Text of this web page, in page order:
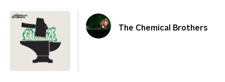
The Chemical Brothers